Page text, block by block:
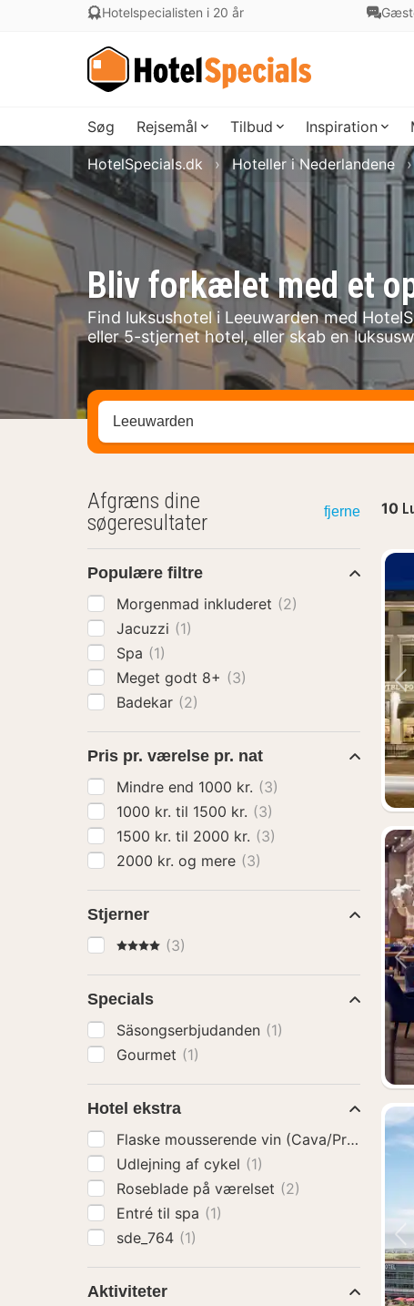
Hotelspecialisten i 20 år
Søg Rejsemål Tilbud Inspiration
Bliv forkælet med et
Find luksushotel i Leeuwarden med
eller 5-stjernet hotel, eller skab en
HotelSpecials.dk Hoteller i Nederlandene
Søg efter destination ...
10
Afgræns dine
søgeresultater
fjerne
Populære filtre
Morgenmad inkluderet (2)
Jacuzzi (1)
Spa (1)
Meget godt 8+ (3)
Badekar (2)
Pris pr. værelse pr. nat
Mindre end 1000 kr. (3)
1000 kr. til 1500 kr. (3)
1500 kr. til 2000 kr. (3)
2000 kr. og mere (3)
Stjerner
4 Stjerner
(3)
Specials
Säsongserbjudanden (1)
Gourmet (1)
Hotel ekstra
Flaske mousserende vin (Cava/Prosecco)
Udlejning af cykel (1)
Roseblade på værelset (2)
Entré til spa (1)
sde_764 (1)
Aktiviteter